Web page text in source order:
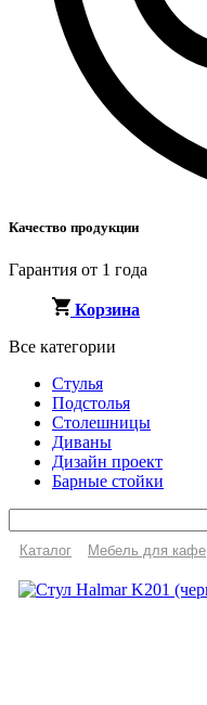
Качество продукции
Гарантия от 1 года
Корзина
Все категории
Стулья
Подстолья
Столешницы
Диваны
Дизайн проект
Барные стойки
Каталог Мебель для кафе